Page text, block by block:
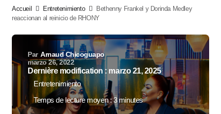
Accueil Entretenimiento
Bethenny Frankel y Dorinda Medley
reaccionan al reinicio de RHONY
Par Arnaud Chicoguapo
marzo 26, 2022
Dernière modification : marzo 21, 2025
Entretenimiento
Temps de lecture moyen : 3 minutes